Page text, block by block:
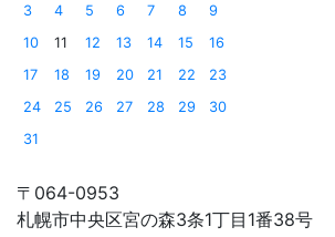
3
4 5 6 7 8
9
10
11 12 13 14 15
16
17
18 19 20 21 22
23
24
25 26 27 28 29
30
31
〒064-0953
札幌市中央区宮の森3条1丁目1番38号